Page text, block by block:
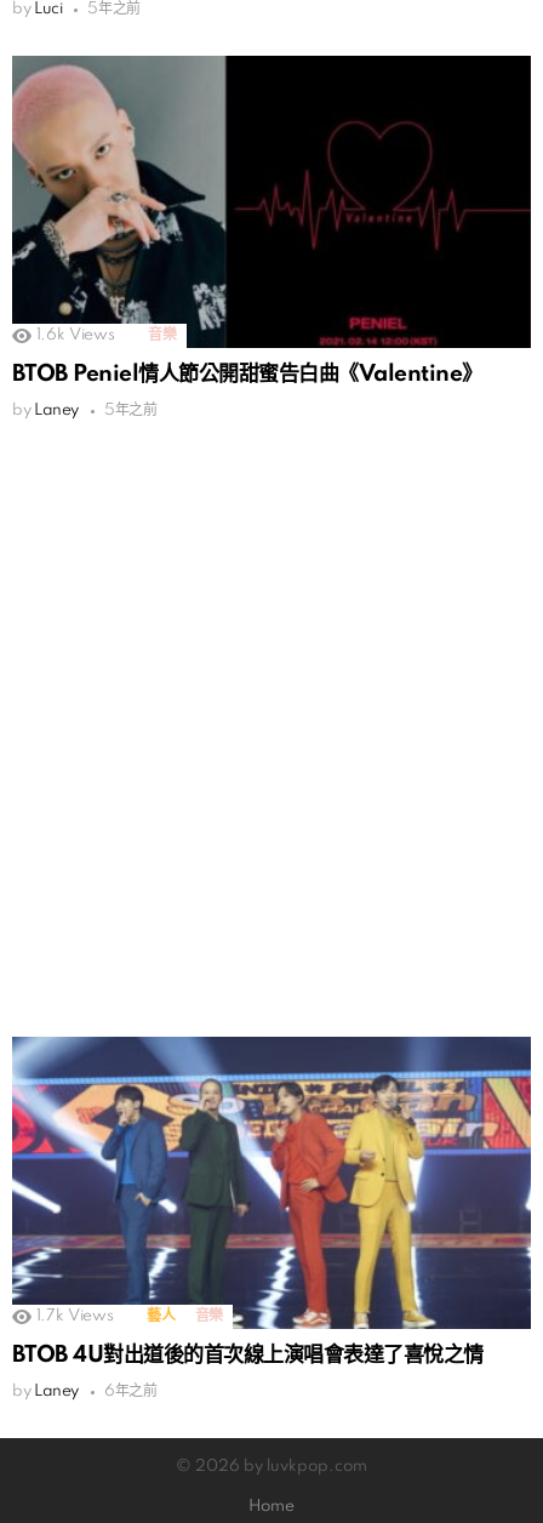
by Luci 5年之前
1.6k Views 音樂
BTOB Peniel情人節公開甜蜜告白曲《Valentine》
by Laney 5年之前
1.7k Views 藝人 音樂
BTOB 4U對出道後的首次線上演唱會表達了喜悅之情
by Laney 6年之前
© 2026 by luvkpop.com
Home